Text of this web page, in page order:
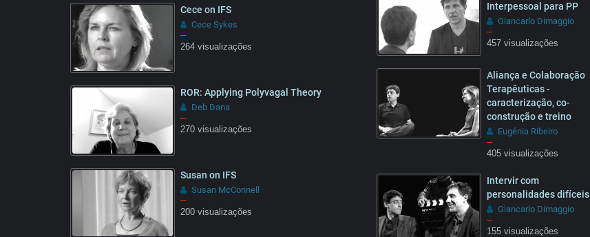
Cece on IFS
Cece Sykes
–
264 visualizações
ROR: Applying Polyvagal Theory
Deb Dana
–
270 visualizações
Susan on IFS
Susan McConnell
–
200 visualizações
Interpessoal para PP
Giancarlo Dimaggio
–
457 visualizações
Aliança e Colaboração
Terapêuticas -
caracterização, co-
construção e treino
Eugénia Ribeiro
–
405 visualizações
Intervir com
personalidades difíceis
Giancarlo Dimaggio
–
155 visualizações